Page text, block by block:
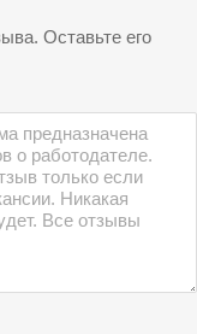
Оставьте его